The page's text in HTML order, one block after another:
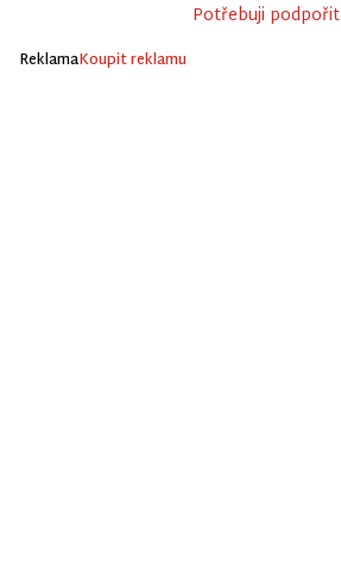
Potřebuji podpořit
ReklamaKoupit reklamu